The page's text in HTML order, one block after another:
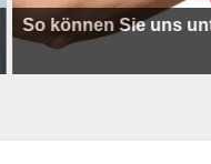
Sie uns